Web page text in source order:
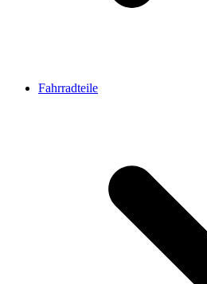
Fahrradteile